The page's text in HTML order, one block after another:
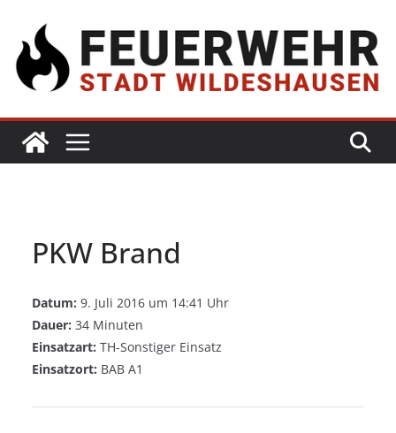
PKW Brand
Datum: 9. Juli 2016 um 14:41 Uhr
Dauer: 34 Minuten
Einsatzart: TH-Sonstiger Einsatz
Einsatzort: BAB A1